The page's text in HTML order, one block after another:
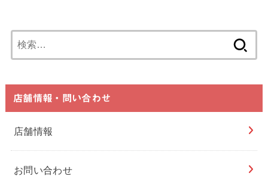
索:
店舗情報・問い合わせ
店舗情報
お問い合わせ